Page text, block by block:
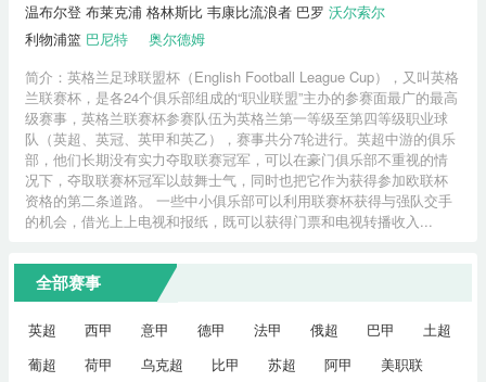
温布尔登 布莱克浦 格林斯比 韦康比流浪者 巴罗 沃尔索尔
利物浦篮 巴尼特
奥尔德姆
简介：英格兰足球联盟杯（English Football League Cup），又叫英格
兰联赛杯，是各24个俱乐部组成的“职业联盟”主办的参赛面最广的最高
级赛事，英格兰联赛杯参赛队伍为英格兰第一等级至第四等级职业球
队（英超、英冠、英甲和英乙），赛事共分7轮进行。英超中游的俱乐
部，他们长期没有实力夺取联赛冠军，可以在豪门俱乐部不重视的情
况下，夺取联赛杯冠军以鼓舞士气，同时也把它作为获得参加欧联杯
资格的第二条道路。 一些中小俱乐部可以利用联赛杯获得与强队交手
的机会，借光上上电视和报纸，既可以获得门票和电视转播收入...
全部赛事
英超 西甲 意甲 德甲 法甲 俄超 巴甲
土超
葡超
荷甲 乌克超 比甲 苏超 阿甲
美职联